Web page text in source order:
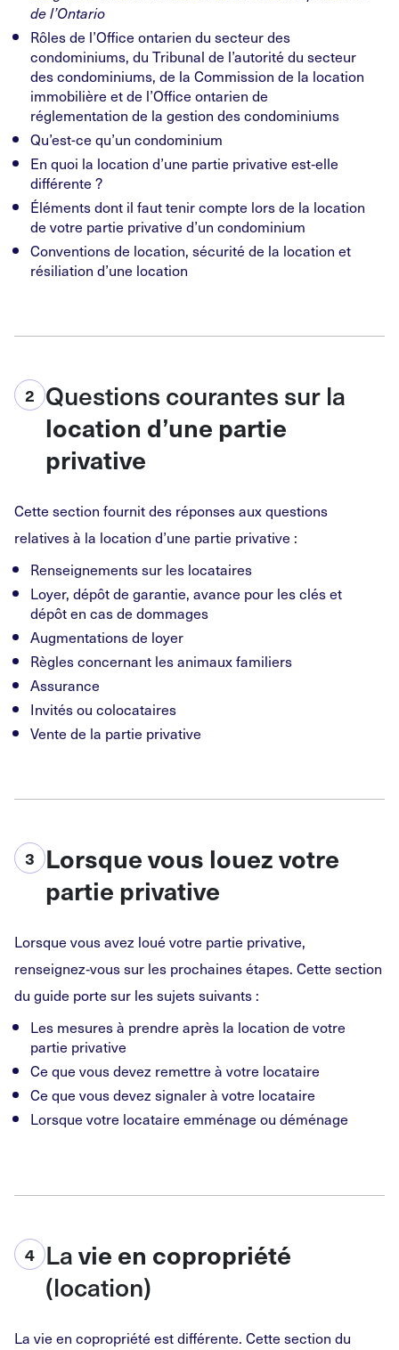
de l’Ontario
Rôles de l’Office ontarien du secteur des
condominiums, du Tribunal de l’autorité du secteur
des condominiums, de la Commission de la location
immobilière et de l’Office ontarien de
réglementation de la gestion des condominiums
Qu’est-ce qu’un condominium
En quoi la location d’une partie privative est‑elle
différente ?
Éléments dont il faut tenir compte lors de la location
de votre partie privative d’un condominium
Conventions de location, sécurité de la location et
résiliation d’une location
2 Questions courantes sur la
location d’une partie
privative
Cette section fournit des réponses aux questions
relatives à la location d’une partie privative :
Renseignements sur les locataires
Loyer, dépôt de garantie, avance pour les clés et
dépôt en cas de dommages
Augmentations de loyer
Règles concernant les animaux familiers
Assurance
Invités ou colocataires
Vente de la partie privative
3 Lorsque vous louezvotre
partie privative
Lorsque vous avez loué votre partie privative,
renseignez‑vous sur les prochaines étapes. Cette section
du guide porte sur les sujets suivants :
Les mesures à prendre après la location de votre
partie privative
Ce que vous devez remettre à votre locataire
Ce que vous devez signaler à votre locataire
Lorsque votre locataire emménage ou déménage
4 Lavie en copropriété
(location)
La vie en copropriété est différente. Cette section du